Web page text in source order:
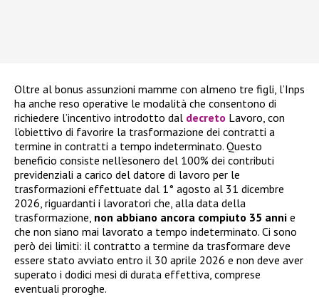
Oltre al bonus assunzioni mamme con almeno tre figli, l’Inps
ha anche reso operative le modalità che consentono di
richiedere l’incentivo introdotto dal decreto Lavoro, con
l’obiettivo di favorire la trasformazione dei contratti a
termine in contratti a tempo indeterminato. Questo
beneficio consiste nell’esonero del 100% dei contributi
previdenziali a carico del datore di lavoro per le
trasformazioni effettuate dal 1° agosto al 31 dicembre
2026, riguardanti i lavoratori che, alla data della
trasformazione, non abbiano ancora compiuto 35 anni e
che non siano mai lavorato a tempo indeterminato. Ci sono
però dei limiti: il contratto a termine da trasformare deve
essere stato avviato entro il 30 aprile 2026 e non deve aver
superato i dodici mesi di durata effettiva, comprese
eventuali proroghe.